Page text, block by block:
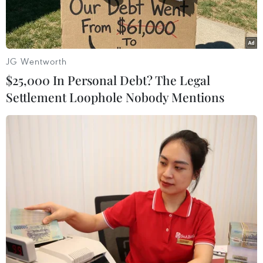
Ảnh minh họa. (Nguồn: walesonline.co.uk)
Ngày 15/12, Bộ Tư pháp Mỹ thông báo một công
dân Singapore tên là Lim Yong Nam đã nhận tội
trước một tòa án liên bang về âm mưu xuất
khẩu trái phép các thành phần chế tạo bom và
thiết bị nổ sang Iraq.
JG Wentworth
$25,000 In Personal Debt? The Legal
Settlement Loophole Nobody Mentions